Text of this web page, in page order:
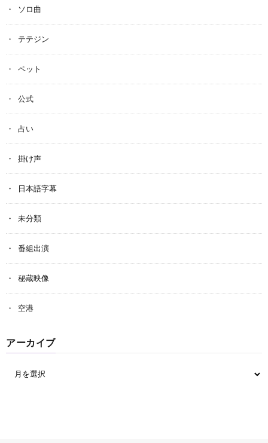
ソロ曲
テテジン
ペット
公式
占い
掛け声
日本語字幕
未分類
番組出演
秘蔵映像
空港
アーカイブ